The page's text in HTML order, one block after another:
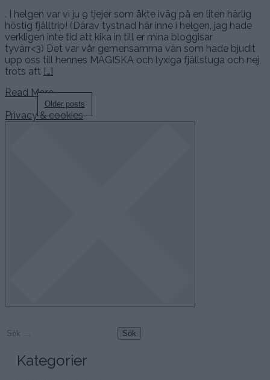
. I helgen var vi ju 9 tjejer som åkte iväg på en liten härlig
höstig fjälltrip! (Därav tystnad här inne i helgen, jag hade
verkligen inte tid att kika in till er mina bloggisar
tyvärr<3) Det var vår gemensamma vän som hade bjudit
upp oss till hennes MAGISKA och lyxiga fjällstuga och nej,
trots att […]
Read More…
navigation
Older posts
Privacy & cookies
Sök
Kategorier